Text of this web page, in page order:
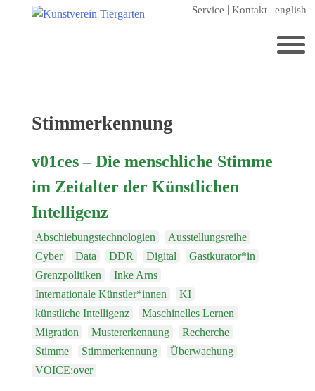
Service Kontakt english
Förderer
Jahresgaben
Mitglied werden
Ausstellungen
aktuelle Ausstellung
kommende Ausstellungen
Veranstaltungen
Kommende Veranstaltungen
Ortstermin
Schlagwort:
Stimmerkennung
v01ces – Die menschliche Stimme
im Zeitalter der Künstlichen
Intelligenz
Abschiebungstechnologien
Ausstellungsreihe
Cyber
Data DDR Digital
Gastkurator*in
Grenzpolitiken
Inke Arns
Internationale Künstler*innen
KI
künstliche Intelligenz
Maschinelles Lernen
Migration
Mustererkennung
Recherche
Stimme
Stimmerkennung
Überwachung
VOICE:over